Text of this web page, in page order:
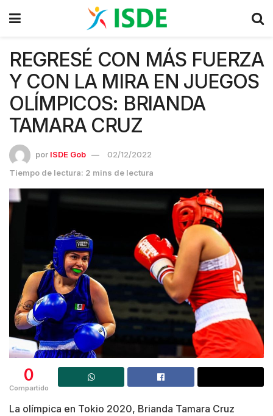
REGRESÉ CON MÁS FUERZA
Y CON LA MIRA EN JUEGOS
OLÍMPICOS: BRIANDA
TAMARA CRUZ
por ISDE Gob
02/12/2022
Tiempo de lectura: 2 mins de lectura
0
Compartido
La olímpica en Tokio 2020, Brianda Tamara Cruz